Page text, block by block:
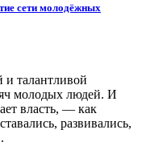
сети молодёжных
талантливой
молодых людей. И
власть, — как
развивались,